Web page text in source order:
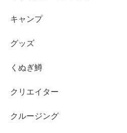
キャンプ
グッズ
くぬぎ鱒
クリエイター
クルージング